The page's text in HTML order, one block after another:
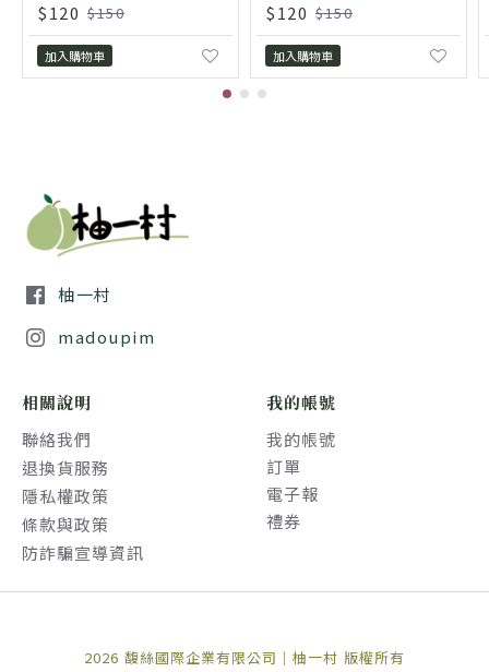
$120 $150
加入購物車
$120 $150
加入購物車
柚一村
madoupim
相關說明
聯絡我們
退換貨服務
隱私權政策
條款與政策
防詐騙宣導資訊
我的帳號
我的帳號
訂單
電子報
禮券
2026 馥絲國際企業有限公司｜柚一村 版權所有